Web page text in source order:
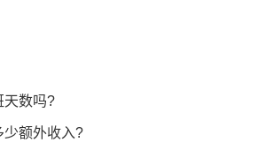
天数吗?
少额外收入?